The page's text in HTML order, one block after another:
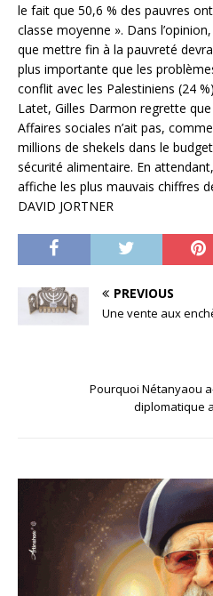
le fait que 50,6 % des pauvres
classe moyenne ». Dans
que mettre fin à la pauvreté
plus importante que les
conflit avec les Palestiniens (24
Latet, Gilles Darmon regrette
Affaires sociales n’ait pas,
millions de shekels dans le
sécurité alimentaire. En
affiche les plus mauvais chiffres
DAVID JORTNER
PREVIOUS
Une vente aux
Pourquoi Nétanyaou
diplomatique